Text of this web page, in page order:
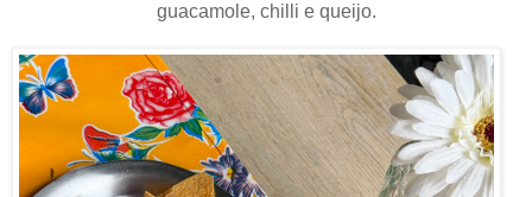
guacamole, chilli e queijo.